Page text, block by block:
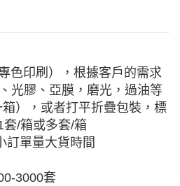
色印刷），根據客戶的需求
光膠、亞膜，磨光，過油等
），或者打平折疊包裝，標
/箱或多套/箱
訂單量大貨時間
3000套